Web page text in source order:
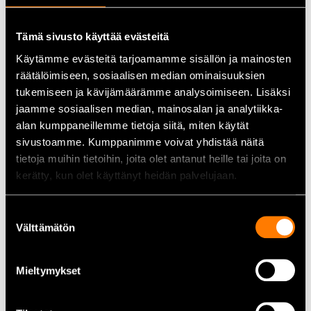
Tämä sivusto käyttää evästeitä
Käytämme evästeitä tarjoamamme sisällön ja mainosten
räätälöimiseen, sosiaalisen median ominaisuuksien
tukemiseen ja kävijämäärämme analysoimiseen. Lisäksi
jaamme sosiaalisen median, mainosalan ja analytiikka-
alan kumppaneillemme tietoja siitä, miten käytät
sivustoamme. Kumppanimme voivat yhdistää näitä
tietoja muihin tietoihin, joita olet antanut heille tai joita on
kerätty, kun olet käyttänyt heidän palvelujaan.
valinta
Välttämätön
Mieltymykset
Koot:6,0–10,0 mm (0,1 mm välein)
Materiaali: HSS (High-Speed Steel)
Standardi: DIN 338
Kärjen kulma:
Pakkaus:Metallirasia
Käyttökohteet
Konepajatyöt ja metallirakentaminen
Sovellukset, joissa vaaditaan tarkkoja porakokoja